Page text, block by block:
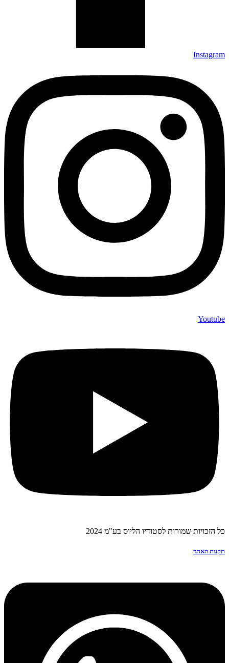
Instagram
Youtube
כל הזכויות שמורות לסטודיו הליוס בע"מ 2024
תקנות האתר